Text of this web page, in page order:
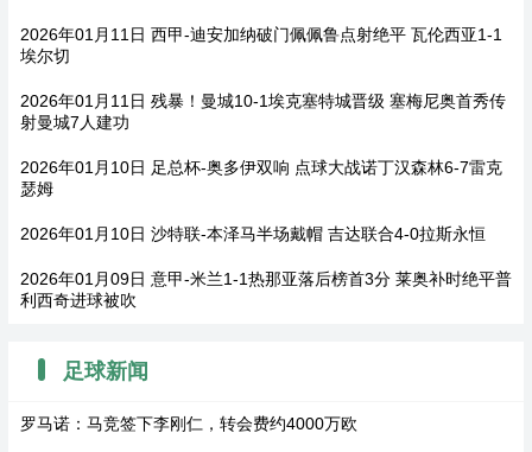
2026年01月11日 西甲-迪安加纳破门佩佩鲁点射绝平 瓦伦西亚1-1
埃尔切
2026年01月11日 残暴！曼城10-1埃克塞特城晋级 塞梅尼奥首秀传
射曼城7人建功
2026年01月10日 足总杯-奥多伊双响 点球大战诺丁汉森林6-7雷克
瑟姆
2026年01月10日 沙特联-本泽马半场戴帽 吉达联合4-0拉斯永恒
2026年01月09日 意甲-米兰1-1热那亚落后榜首3分 莱奥补时绝平普
利西奇进球被吹
足球新闻
罗马诺：马竞签下李刚仁，转会费约4000万欧